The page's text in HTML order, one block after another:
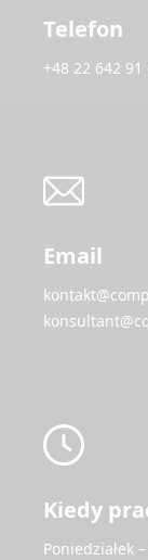
Telefon
+48 22 642 91
Email
Kiedy
Poniedziałek